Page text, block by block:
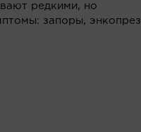
редкими, но
запоры, энкопрез,